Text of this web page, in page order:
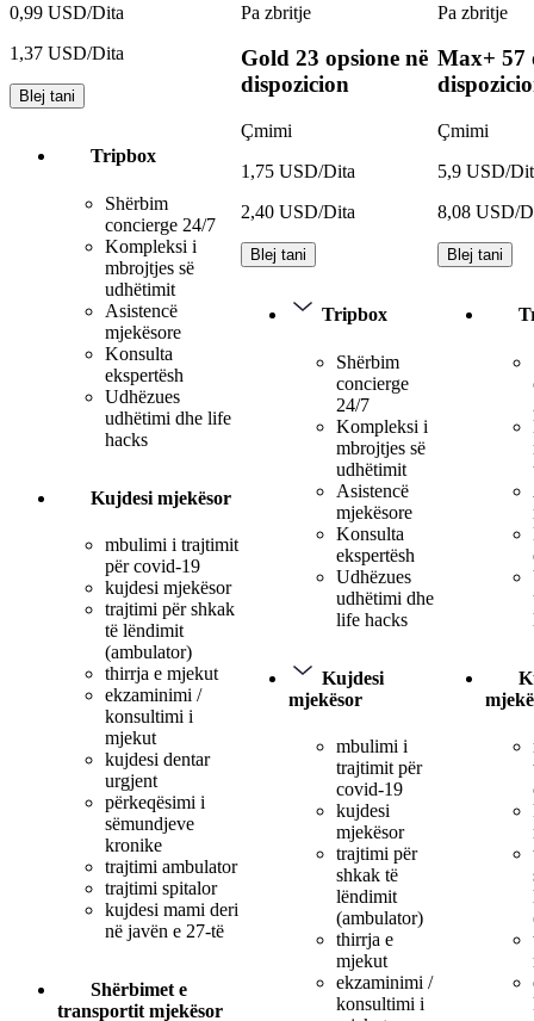
0,99 USD/Dita
1,37 USD/Dita
Blej tani
Tripbox
Shërbim
concierge 24/7
Kompleksi i
mbrojtjes së
udhëtimit
Asistencë
mjekësore
Konsulta
ekspertësh
Udhëzues
udhëtimi dhe life
hacks
Kujdesi mjekësor
mbulimi i trajtimit
për covid-19
kujdesi mjekësor
trajtimi për shkak
të lëndimit
(ambulator)
thirrja e mjekut
ekzaminimi /
konsultimi i
mjekut
kujdesi dentar
urgjent
përkeqësimi i
sëmundjeve
kronike
trajtimi ambulator
trajtimi spitalor
kujdesi mami deri
në javën e 27-të
Shërbimet e
transportit mjekësor
Pa zbritje
Gold 23 opsione në
dispozicion
Çmimi
1,75 USD/Dita
2,40 USD/Dita
Blej tani
Tripbox
Shërbim
concierge
24/7
Kompleksi i
mbrojtjes së
udhëtimit
Asistencë
mjekësore
Konsulta
ekspertësh
Udhëzues
udhëtimi dhe
life hacks
Kujdesi
mjekësor
mbulimi i
trajtimit për
covid-19
kujdesi
mjekësor
trajtimi për
shkak të
lëndimit
(ambulator)
thirrja e
mjekut
ekzaminimi /
konsultimi i
Pa zbritje
Max+ 57
Çmimi
5,9 USD/
8,08 USD/
Blej tani